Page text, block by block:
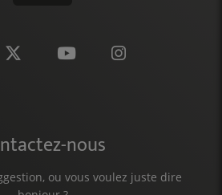
nous
ou vous voulez juste dire